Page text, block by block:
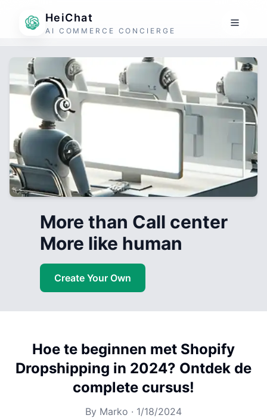
HeiChat
AI COMMERCE CONCIERGE
More than Call center
More like human
Create Your Own
Hoe te beginnen met Shopify
Dropshipping in 2024? Ontdek de
complete cursus!
By Marko · 1/18/2024